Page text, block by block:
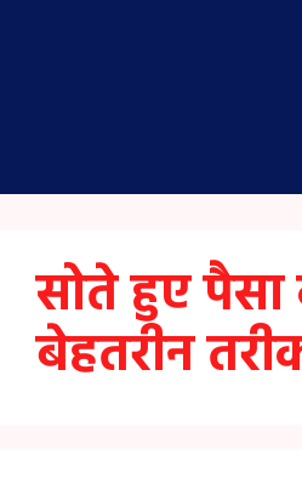
सोते हुए
बेहतरीन